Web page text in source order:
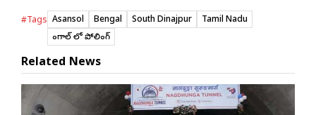
#Tags Asansol Bengal South Dinajpur
Tamil Nadu
బెంగాల్ లో పోలింగ్
Related News